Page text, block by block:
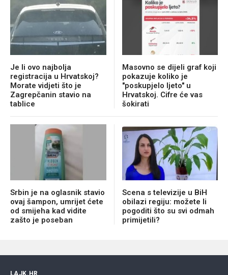
Je li ovo najbolja
registracija u Hrvatskoj?
Morate vidjeti što je
Zagrepčanin stavio na
tablice
Masovno se dijeli graf koji
pokazuje koliko je
"poskupjelo ljeto" u
Hrvatskoj. Cifre će vas
šokirati
Srbin je na oglasnik stavio
ovaj šampon, umrijet ćete
od smijeha kad vidite
zašto je poseban
Scena s televizije u BiH
obilazi regiju: možete li
pogoditi što su svi odmah
primijetili?
LAJK.HR